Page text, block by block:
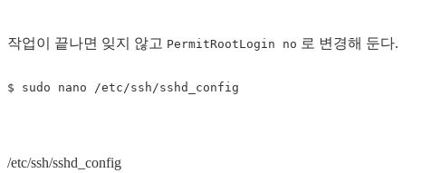
작업이 끝나면 잊지 않고 PermitRootLogin no 로 변경해 둔다.
/etc/ssh/sshd_config